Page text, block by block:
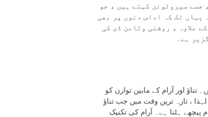
جسے سیروٹونن کہتے ہیں ، جو
یہاں تک کہ اداس دنوں پر بھی
علاوہ ، روشنی وٹامن ڈی کی
ہے۔
اور آرام کے مابین توازن کو
، تازہ ترین وقت میں جب تناؤ
پیچھے ہٹنا ہے۔ آرام کی تکنیک